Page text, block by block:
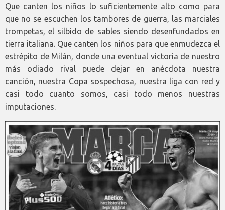
Que canten los niños lo suficientemente alto como para
que no se escuchen los tambores de guerra, las marciales
trompetas, el silbido de sables siendo desenfundados en
tierra italiana. Que canten los niños para que enmudezca el
estrépito de Milán, donde una eventual victoria de nuestro
más odiado rival puede dejar en anécdota nuestra
canción, nuestra Copa sospechosa, nuestra liga con red y
casi todo cuanto somos, casi todo menos nuestras
imputaciones.